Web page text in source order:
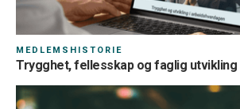
MEDLEMSHISTORIE
Trygghet, fellesskap og faglig utvikling